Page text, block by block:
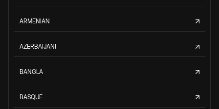
ARMENIAN
AZERBAIJANI
BANGLA
BASQUE